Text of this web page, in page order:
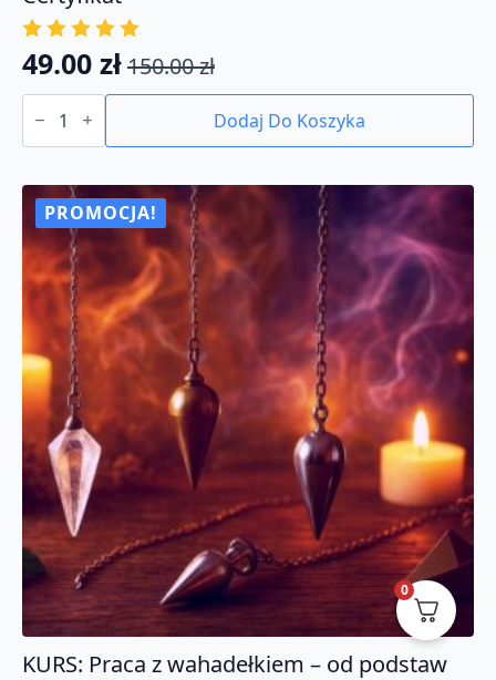
150.00zł
Pierwotna
cena
wynosiła:
150.00 zł.
49.00 zł
Aktualna
cena
wynosi:
49.00 zł.
ilość
KURS:
uzależnień.
mechanizmy
powstawania
uzależnień.
Certyfikat
Dodaj Do Koszyka
PROMOCJA!
KURS: Praca z wahadełkiem – od podstaw
0